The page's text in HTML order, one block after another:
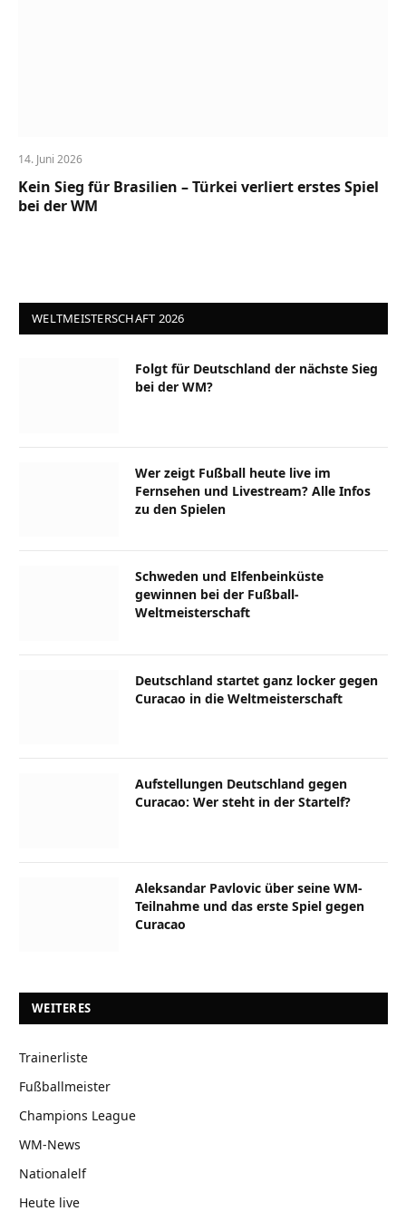
14. Juni 2026
Kein Sieg für Brasilien – Türkei verliert erstes Spiel
bei der WM
WELTMEISTERSCHAFT 2026
Folgt für Deutschland der nächste Sieg
bei der WM?
Wer zeigt Fußball heute live im
Fernsehen und Livestream? Alle Infos
zu den Spielen
Schweden und Elfenbeinküste
gewinnen bei der Fußball-
Weltmeisterschaft
Deutschland startet ganz locker gegen
Curacao in die Weltmeisterschaft
Aufstellungen Deutschland gegen
Curacao: Wer steht in der Startelf?
Aleksandar Pavlovic über seine WM-
Teilnahme und das erste Spiel gegen
Curacao
WEITERES
Trainerliste
Fußballmeister
Champions League
WM-News
Nationalelf
Heute live